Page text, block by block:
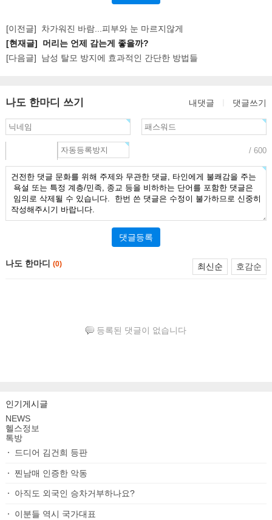
[이전글] 차가워진 바람...피부와 눈 마르지않게
[현재글] 머리는 언제 감는게 좋을까?
[다음글] 남성 탈모 방지에 효과적인 간단한 방법들
나도 한마디 쓰기 내댓글 댓글쓰기
/ 600
댓글등록
나도 한마디 (0) 호감순
최신순
등록된 댓글이 없습니다
인기게시글
NEWS
헬스정보
톡방
드디어 김건희 등판
찐남매 인증한 악동
아직도 외국인 승차거부하나요?
이분들 역시 국가대표